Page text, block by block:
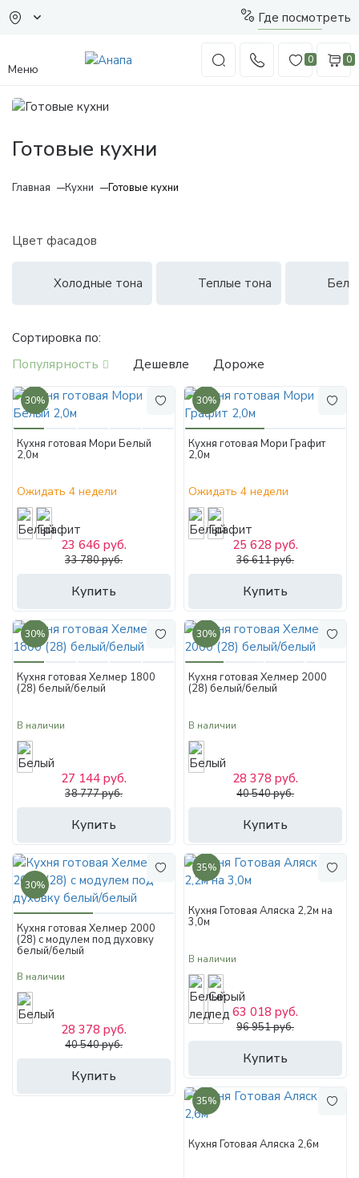
Где посмотреть
Меню
0 0
Готовые кухни
Главная Кухни Готовые кухни
Цвет фасадов
Холодные тона Теплые тона
Сортировка по:
Популярность Дешевле Дороже
30%
Кухня готовая Мори Белый
2,0м
Ожидать 4 недели
Купить
23 646 руб.
33 780 руб.
30%
Кухня готовая Мори Графит
2,0м
Ожидать 4 недели
Купить
25 628 руб.
36 611 руб.
30%
Кухня готовая Хелмер 1800
(28) белый/белый
В наличии
Купить
27 144 руб.
38 777 руб.
30%
Кухня готовая Хелмер 2000
(28) белый/белый
В наличии
Купить
28 378 руб.
40 540 руб.
30%
Кухня готовая Хелмер 2000
(28) с модулем под духовку
белый/белый
В наличии
Купить
28 378 руб.
40 540 руб.
35%
Кухня Готовая Аляска 2,2м на
3,0м
В наличии
Купить
63 018 руб.
96 951 руб.
35%
Кухня Готовая Аляска 2,6м